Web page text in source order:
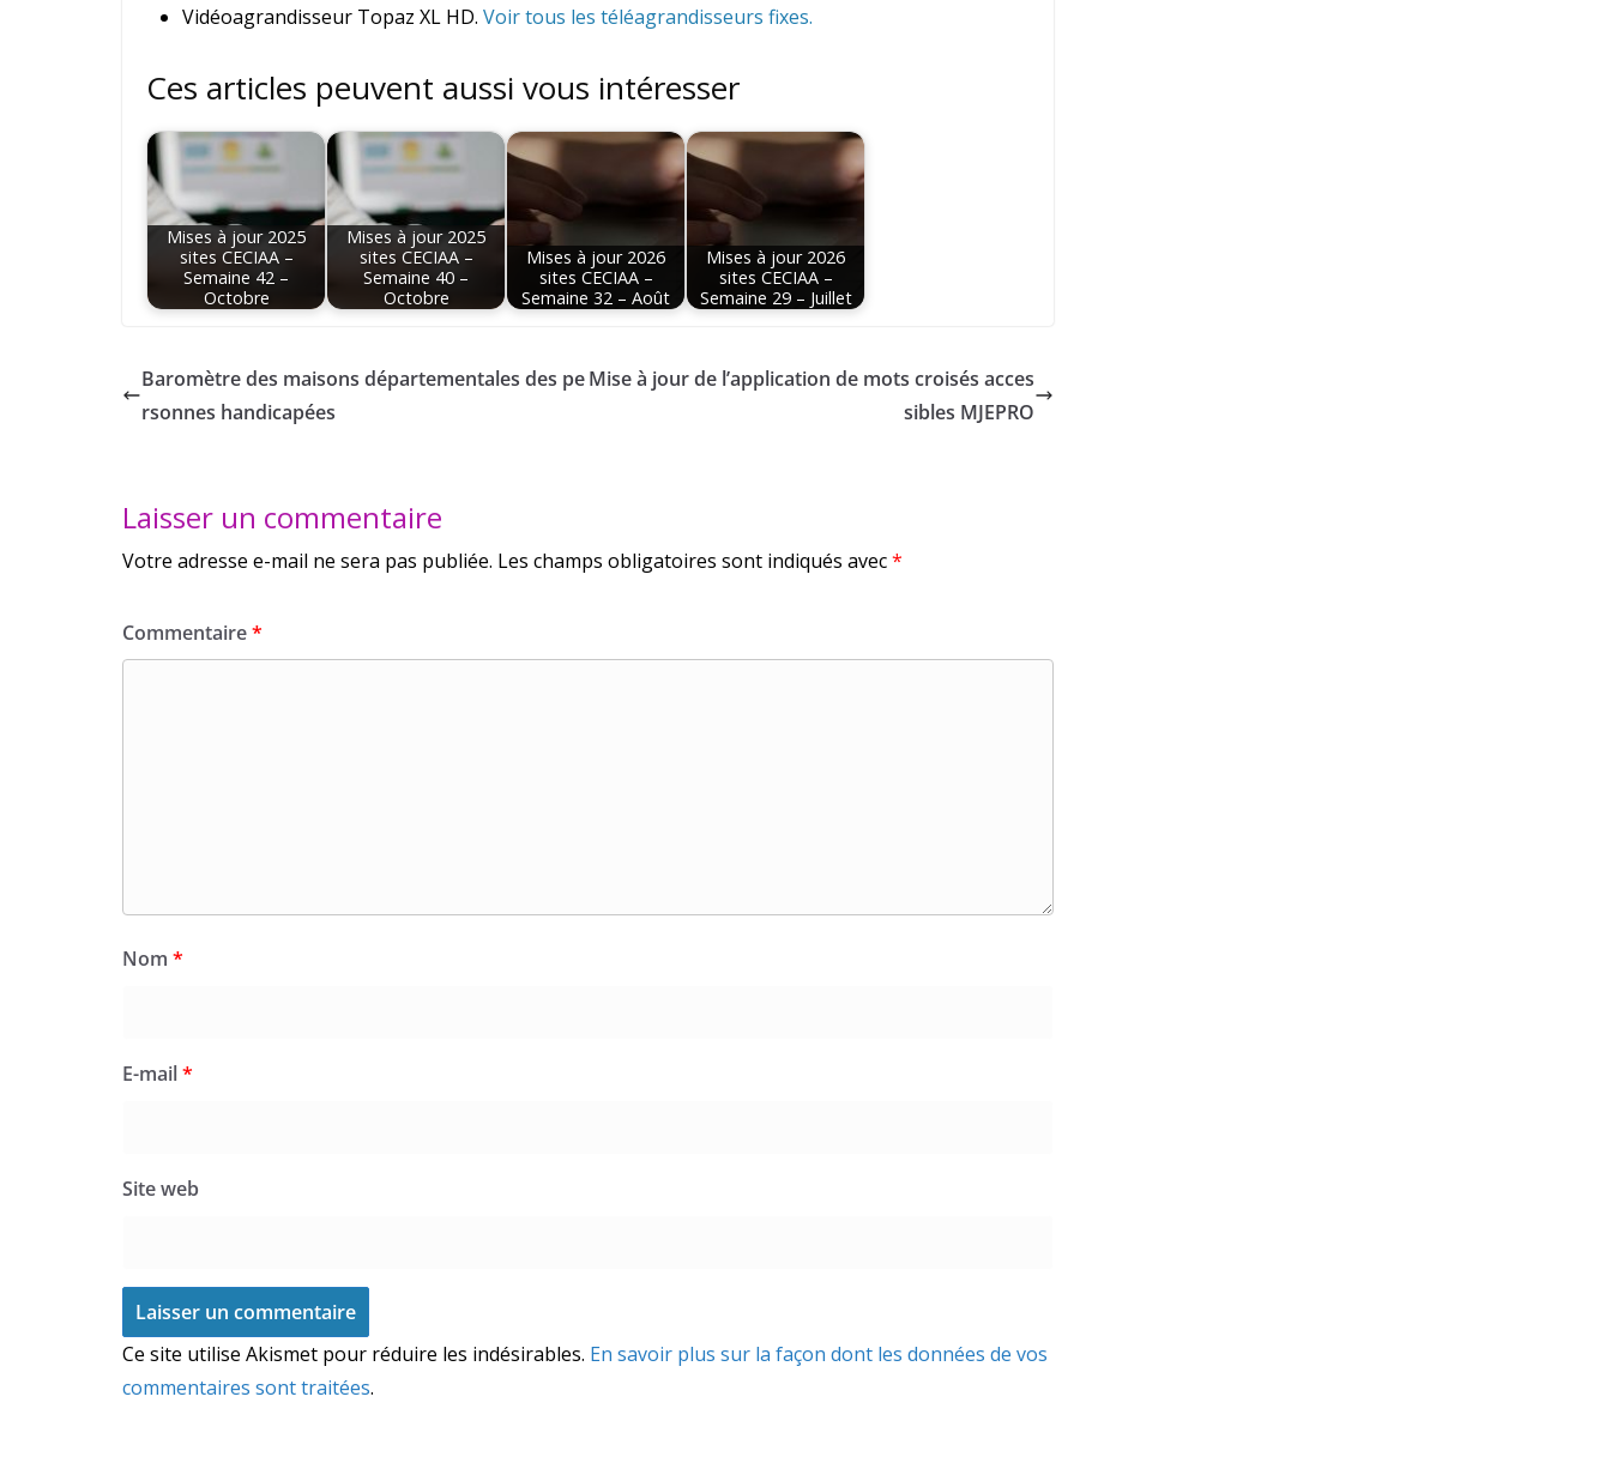
Vidéoagrandisseur Topaz XL HD. Voir tous les téléagrandisseurs fixes.
Ces articles peuvent aussi vous intéresser
Mises à jour 2025
sites CECIAA –
Semaine 42 –
Octobre
Mises à jour 2025
sites CECIAA –
Semaine 40 –
Octobre
Mises à jour 2026
sites CECIAA –
Semaine 32 – Août
Mises à jour 2026
sites CECIAA –
Semaine 29 – Juillet
Baromètre des maisons départementales des pe
rsonnes handicapées
Mise à jour de l’application de mots croisés acces
sibles MJEPRO
Laisser un commentaire
Votre adresse e-mail ne sera pas publiée. Les champs obligatoires sont indiqués avec*
Commentaire*
Nom *
E-mail*
Site web
Ce site utilise Akismet pour réduire les indésirables. En savoir plus sur la façon dont les données de vos
commentaires sont traitées.